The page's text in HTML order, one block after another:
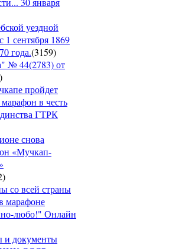
уездной
1 сентября 1869
года.(3159)
№ 44(2783) от
)
пройдет
в честь
ГТРК
снова
«Мучкап-
)
со всей страны
марафоне
любо!" Онлайн
и документы